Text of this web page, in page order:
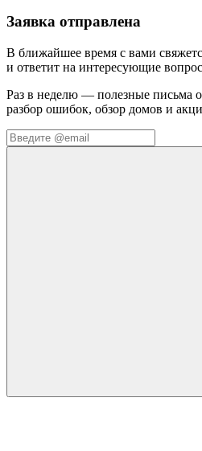
Заявка отправлена
В ближайшее время с вами
и ответит на интересующие
Раз в неделю — полезные письма о
разбор ошибок, обзор домов и